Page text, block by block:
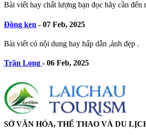
Bài viết hay chất lượng bạn đọc hãy cần đến
Đồng ken - 07 Feb, 2025
Bài viết có nội dung hay hấp dẫn ,ảnh đẹp .
Trần Long - 06 Feb, 2025
SỞ VĂN HÓA, THỂ THAO VÀ DU